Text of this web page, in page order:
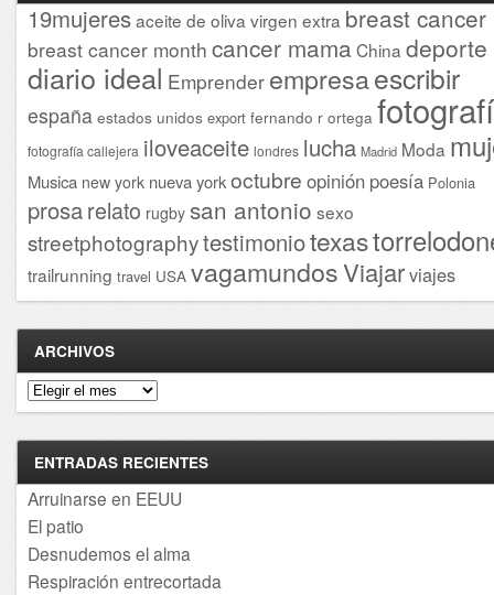
19mujeresaceite de oliva virgen extra breast cancer
breast cancer month cancer mama China deporte
diario ideal Emprender empresaescribir
españa estados unidos export fernando r ortega
fotografía callejera iloveaceite londres lucha Madrid Moda
Musica new york nueva yorkoctubre opinión poesía Polonia
prosarelato rugby san antonio sexo
streetphotographytestimoniotexas
trailrunning travel USA vagamundosViajarviajes
ARCHIVOS
Archivos
ENTRADAS RECIENTES
Arruinarse en EEUU
El patio
Desnudemos el alma
Respiración entrecortada